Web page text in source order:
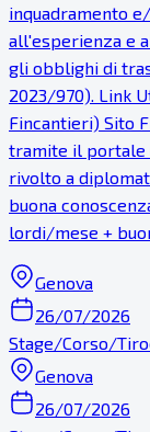
inquadramento
all'esperienza e
gli obblighi di
2023/970). Link
Fincantieri) Sito
tramite il portale
rivolto a
buona
lordi/mese +
Genova
26/07/2026
Stage/Corso/
Genova
26/07/2026